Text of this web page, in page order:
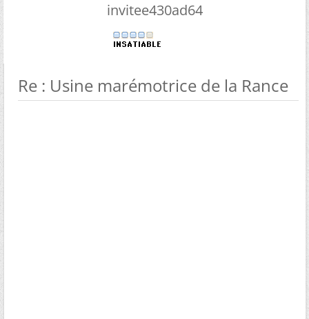
invitee430ad64
Re : Usine marémotrice de la Rance